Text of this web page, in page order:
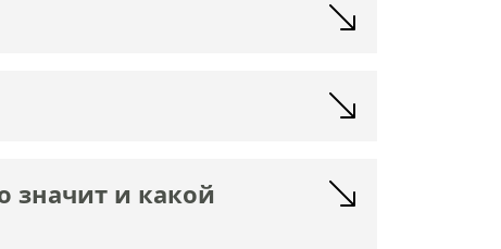
значит и какой